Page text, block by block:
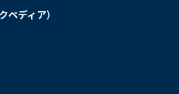
ペディア）